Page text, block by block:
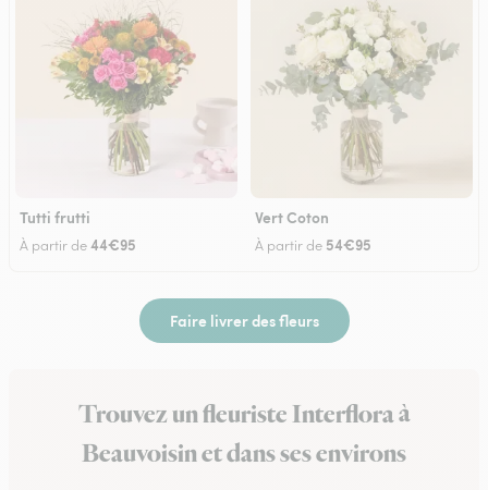
Tutti frutti
À partir de44€95
Vert Coton
À partir de 54€95
Faire livrer des fleurs
Trouvez un fleuriste Interflora à
Beauvoisin et dans ses environs